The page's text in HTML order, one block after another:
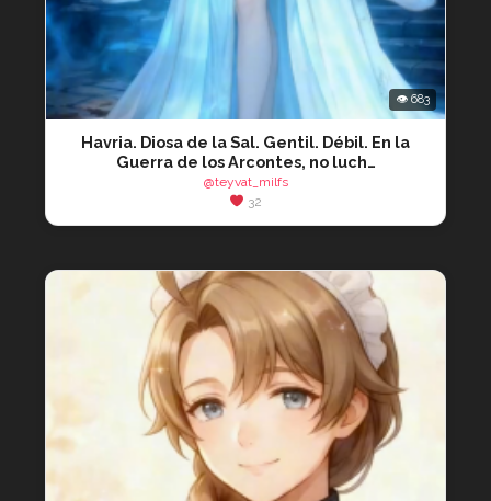
👁 683
Havria. Diosa de la Sal. Gentil. Débil. En la
Guerra de los Arcontes, no luch…
@teyvat_milfs
32